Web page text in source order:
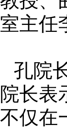
室主任
孔院
院长表
不仅在